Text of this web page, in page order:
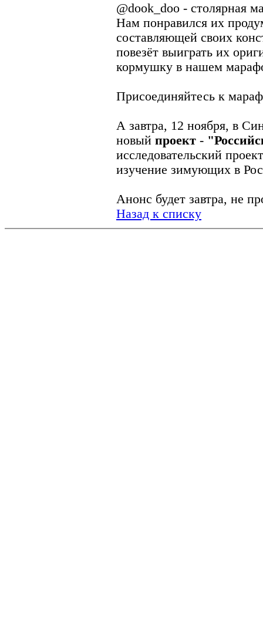
@dook_doo - столярная
Нам понравился их
составляющей своих
повезёт выиграть их
кормушку в нашем
Присоединяйтесь к
А завтра, 12 ноября, в
новый проект -
исследовательский
изучение зимующих в
Анонс будет завтра, не
Назад к списку